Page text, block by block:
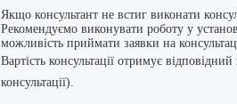
Якщо консультант не встиг виконати
Рекомендуємо виконувати роботу у
можливість приймати заявки на
Вартість консультації отримує
консультації).